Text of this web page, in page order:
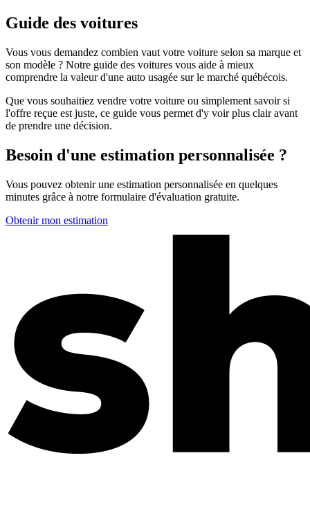
Guide des voitures
Vous vous demandez combien vaut votre voiture selon sa marque et
son modèle ? Notre guide des voitures vous aide à mieux
comprendre la valeur d'une auto usagée sur le marché québécois.
Que vous souhaitiez vendre votre voiture ou simplement savoir si
l'offre reçue est juste, ce guide vous permet d'y voir plus clair avant
de prendre une décision.
Besoin d'une estimation personnalisée ?
Vous pouvez obtenir une estimation personnalisée en quelques
minutes grâce à notre formulaire d'évaluation gratuite.
Obtenir mon estimation